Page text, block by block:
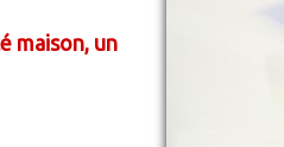
maison, un